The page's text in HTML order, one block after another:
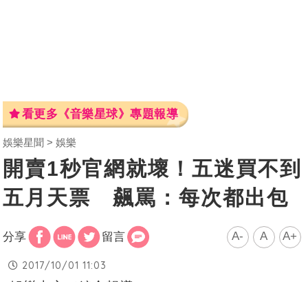
看更多《音樂星球》專題報導
娛樂星聞 娛樂
開賣1秒官網就壞！五迷買不到
五月天票 飆罵：每次都出包
分享 留言 A- A A+
2017/10/01 11:03